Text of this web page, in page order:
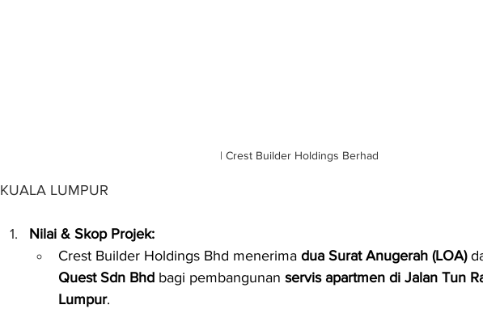
| Crest Builder Holdings Berhad
KUALA LUMPUR
Nilai & Skop Projek:
Crest Builder Holdings Bhd menerima dua Surat Anugerah (LOA)
Quest Sdn Bhd bagi pembangunan servis apartmen di Jalan Tun
Lumpur.